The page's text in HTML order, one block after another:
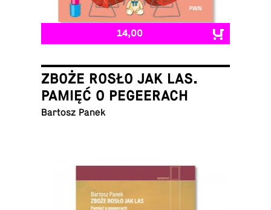
14,00
ZBOŻE ROSŁO JAK LAS.
PAMIĘĆ O PEGEERACH
Bartosz Panek